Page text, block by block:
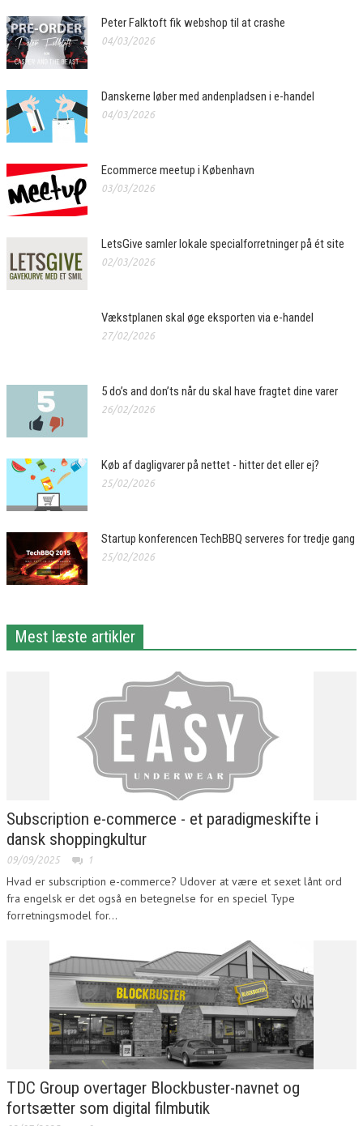
Peter Falktoft fik webshop til at crashe
04/03/2026
Danskerne løber med andenpladsen i e-handel
04/03/2026
Ecommerce meetup i København
03/03/2026
LetsGive samler lokale specialforretninger på ét site
02/03/2026
Vækstplanen skal øge eksporten via e-handel
27/02/2026
5 do’s and don’ts når du skal have fragtet dine varer
26/02/2026
Køb af dagligvarer på nettet - hitter det eller ej?
25/02/2026
Startup konferencen TechBBQ serveres for tredje gang
25/02/2026
Mest læste artikler
Subscription e-commerce - et paradigmeskifte i
dansk shoppingkultur
09/09/2025 1
Hvad er subscription e-commerce? Udover at være et sexet lånt ord
fra engelsk er det også en betegnelse for en speciel Type
forretningsmodel for...
TDC Group overtager Blockbuster-navnet og
fortsætter som digital filmbutik